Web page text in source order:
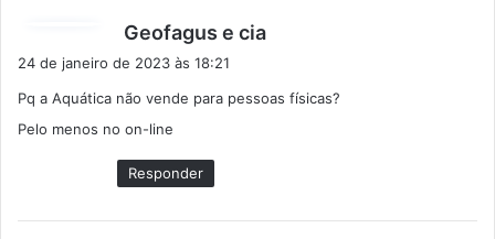
Geofagus e cia
s
24 de janeiro de 2023 às 18:21
Pq a Aquática não vende para pessoas físicas?
Pelo menos no on-line
Responder